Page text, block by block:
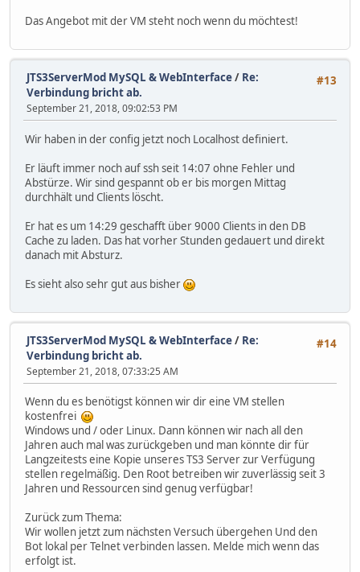
Das Angebot mit der VM steht noch wenn du möchtest!
#13
JTS3ServerMod MySQL & WebInterface/ Re:
Verbindung bricht ab.
September 21, 2018, 09:02:53 PM
Wir haben in der config jetzt noch Localhost definiert.
Er läuft immer noch auf ssh seit 14:07 ohne Fehler und
Abstürze. Wir sind gespannt ob er bis morgen Mittag
durchhält und Clients löscht.
Er hat es um 14:29 geschafft über 9000 Clients in den DB
Cache zu laden. Das hat vorher Stunden gedauert und direkt
danach mit Absturz.
Es sieht also sehr gut aus bisher
#14
JTS3ServerMod MySQL & WebInterface/ Re:
Verbindung bricht ab.
September 21, 2018, 07:33:25 AM
Wenn du es benötigst können wir dir eine VM stellen
kostenfrei
Windows und / oder Linux. Dann können wir nach all den
Jahren auch mal was zurückgeben und man könnte dir für
Langzeitests eine Kopie unseres TS3 Server zur Verfügung
stellen regelmäßig. Den Root betreiben wir zuverlässig seit 3
Jahren und Ressourcen sind genug verfügbar!
Zurück zum Thema:
Wir wollen jetzt zum nächsten Versuch übergehen Und den
Bot lokal per Telnet verbinden lassen. Melde mich wenn das
erfolgt ist.